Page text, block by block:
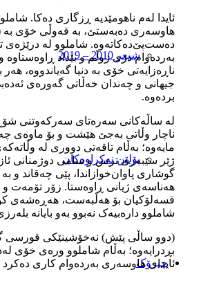
شیعر 2010 – 2019
پۆلێن نەکراوەکان
چیرۆک
ئايدا له‌م ناهومێديه‌ ڕزگاری ده‌کا.
هاوسه‌ری ده‌به‌ستێ، به‌ قه‌وڵی خۆی به‌
ده‌ست‌پێ‌ده‌کاته‌وه. شاملوو له‌ درێژه‌ی
به‌رده‌وام دژی زوڵم و بێداد
ناڕه‌زايه‌تی خۆی به‌ دنيا گه‌ياندووه‌،
جيهانی و چه‌ندان خه‌ڵاتی گه‌وره‌ی
برده‌وه‌.
له‌ ساڵه‌کانی سه‌ره‌تای سه‌رکه‌وتنی
ناچار وڵاتی به‌جێ هێشت و بۆ ماوه‌ی
مايه‌وه؛ به‌ڵام تاقه‌تی دووری له‌
ژێر سێبه‌ری ترس و سامی دوژمنانی
گوشاری پاوان‌خوازاندا، پێی چه‌قاند و
هه‌ناسه‌ی ژيانی ڕاوه‌ستا. زۆر تۆمه‌ت
قسه‌لۆکيان بۆ هه‌ڵبه‌ست، هه‌ڕه‌شه‌ی
شاملوو داره‌بيه‌ک نه‌بوو به‌و بايانه‌
(دوو ساڵی پێش) نه‌خۆشينێکی قورسی
بڕدرايه‌وه‌؛ به‌ڵام شاملوو وره‌ی خۆی
ئايدای هاوسه‌ری به‌رده‌وام کاری